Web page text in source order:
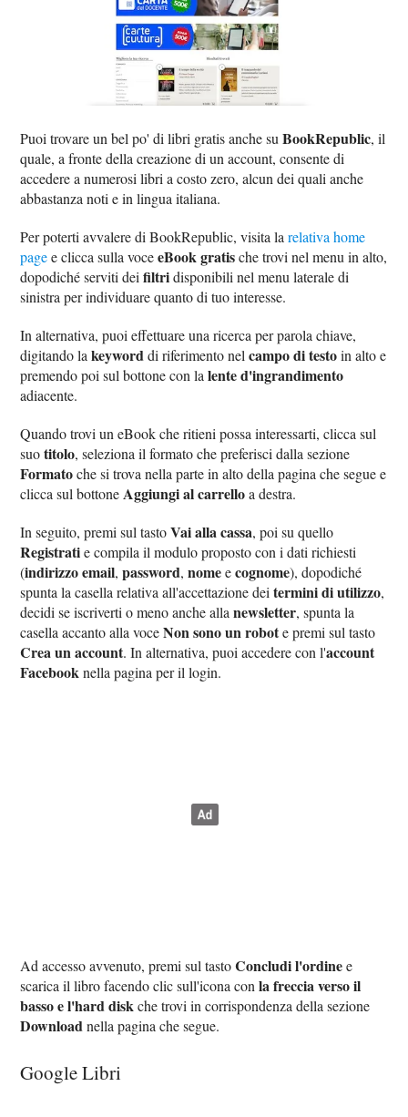
Puoi trovare un bel po' di libri gratis anche suBookRepublic, il
quale, a fronte della creazione di un account, consente di
accedere a numerosi libri a costo zero, alcun dei quali anche
abbastanza noti e in lingua italiana.
Per poterti avvalere di BookRepublic, visita larelativa home
pagee clicca sulla voceeBook gratische trovi nel menu in alto,
dopodiché serviti deifiltridisponibili nel menu laterale di
sinistra per individuare quanto di tuo interesse.
In alternativa, puoi effettuare una ricerca per parola chiave,
digitando lakeyworddi riferimento nelcampo di testoin alto e
premendo poi sul bottone con lalente d'ingrandimento
adiacente.
Quando trovi un eBook che ritieni possa interessarti, clicca sul
suotitolo, seleziona il formato che preferisci dalla sezione
Formatoche si trova nella parte in alto della pagina che segue e
clicca sul bottone Aggiungi al carrelloa destra.
In seguito, premi sul tastoVai alla cassa, poi su quello
Registratie compila il modulo proposto con i dati richiesti
(indirizzo email,password,nomeecognome), dopodiché
spunta la casella relativa all'accettazione deitermini di utilizzo,
decidi se iscriverti o meno anche allanewsletter, spunta la
casella accanto alla voceNon sono un robote premi sul tasto
Crea un account. In alternativa, puoi accedere con l'account
Facebooknella pagina per il login.
Ad accesso avvenuto, premi sul tastoConcludi l'ordinee
scarica il libro facendo clic sull'icona conla freccia verso il
basso e l'hard diskche trovi in corrispondenza della sezione
Downloadnella pagina che segue.
Google Libri